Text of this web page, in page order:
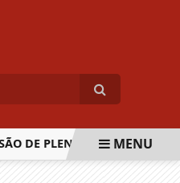
DE PLENÁRIO NESTAMENU